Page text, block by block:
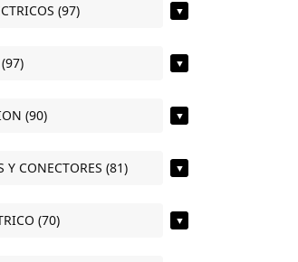
(97) ▼
▼
(90) ▼
CONECTORES (81) ▼
(70) ▼